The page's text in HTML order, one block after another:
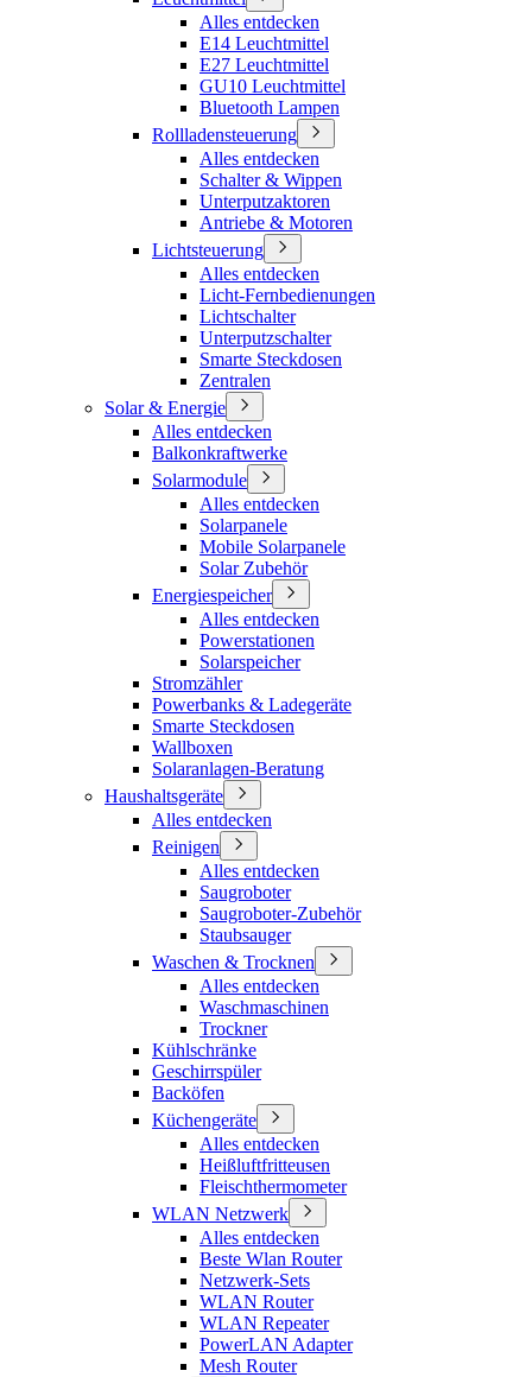
Alles entdecken
E14 Leuchtmittel
E27 Leuchtmittel
GU10 Leuchtmittel
Bluetooth Lampen
Rollladensteuerung
Alles entdecken
Schalter & Wippen
Unterputzaktoren
Antriebe & Motoren
Lichtsteuerung
Alles entdecken
Licht-Fernbedienungen
Lichtschalter
Unterputzschalter
Smarte Steckdosen
Zentralen
Solar & Energie
Alles entdecken
Balkonkraftwerke
Solarmodule
Alles entdecken
Solarpanele
Mobile Solarpanele
Solar Zubehör
Energiespeicher
Alles entdecken
Powerstationen
Solarspeicher
Stromzähler
Powerbanks & Ladegeräte
Smarte Steckdosen
Wallboxen
Solaranlagen-Beratung
Haushaltsgeräte
Alles entdecken
Reinigen
Alles entdecken
Saugroboter
Saugroboter-Zubehör
Staubsauger
Waschen & Trocknen
Alles entdecken
Waschmaschinen
Trockner
Kühlschränke
Geschirrspüler
Backöfen
Küchengeräte
Alles entdecken
Heißluftfritteusen
Fleischthermometer
WLAN Netzwerk
Alles entdecken
Beste Wlan Router
Netzwerk-Sets
WLAN Router
WLAN Repeater
PowerLAN Adapter
Mesh Router